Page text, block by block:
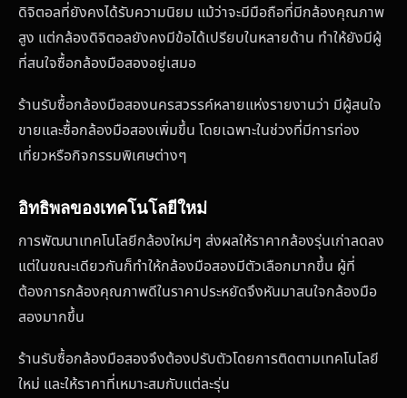
ดิจิตอลที่ยังคงได้รับความนิยม แม้ว่าจะมีมือถือที่มีกล้องคุณภาพ
สูง แต่กล้องดิจิตอลยังคงมีข้อได้เปรียบในหลายด้าน ทำให้ยังมีผู้
ที่สนใจซื้อกล้องมือสองอยู่เสมอ
ร้านรับซื้อกล้องมือสองนครสวรรค์หลายแห่งรายงานว่า มีผู้สนใจ
ขายและซื้อกล้องมือสองเพิ่มขึ้น โดยเฉพาะในช่วงที่มีการท่อง
เที่ยวหรือกิจกรรมพิเศษต่างๆ
อิทธิพลของเทคโนโลยีใหม่
การพัฒนาเทคโนโลยีกล้องใหม่ๆ ส่งผลให้ราคากล้องรุ่นเก่าลดลง
แต่ในขณะเดียวกันก็ทำให้กล้องมือสองมีตัวเลือกมากขึ้น ผู้ที่
ต้องการกล้องคุณภาพดีในราคาประหยัดจึงหันมาสนใจกล้องมือ
สองมากขึ้น
ร้านรับซื้อกล้องมือสองจึงต้องปรับตัวโดยการติดตามเทคโนโลยี
ใหม่ และให้ราคาที่เหมาะสมกับแต่ละรุ่น